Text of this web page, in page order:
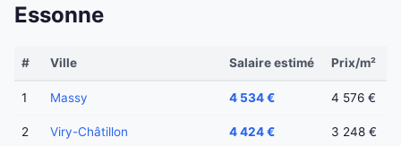
Essonne
# Ville Salaire estimé Prix/m²
1 Massy 4 534 € 4 576 €
2 Viry-Châtillon 4 424 € 3 248 €